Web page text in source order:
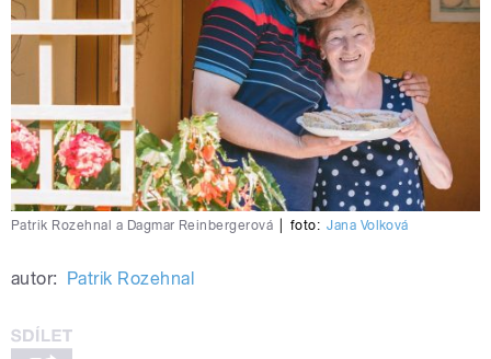
Patrik Rozehnal a Dagmar Reinbergerová foto: Jana Volková
autor: Patrik Rozehnal